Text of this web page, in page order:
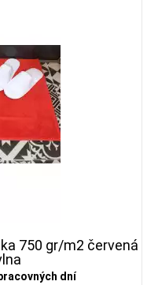
750 gr/m2 červená
dní